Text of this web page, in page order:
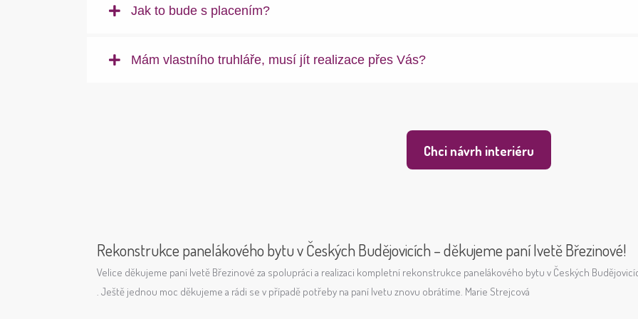
Jak to bude s placením?
Mám vlastního truhláře, musí jít realizace přes Vás?
Chci návrh interiéru
panelákového bytu v Českých Budějovicích – děkujeme paní Ivetě Březinové!
děkujeme paní Ivetě Březinové za spolupráci a realizaci kompletní rekonstrukce panelákového bytu v Českých Budějovicích. Výsledek je skvělý a
jednou moc děkujeme a rádi se v případě potřeby na paní Ivetu znovu obrátíme. Marie Strejcová